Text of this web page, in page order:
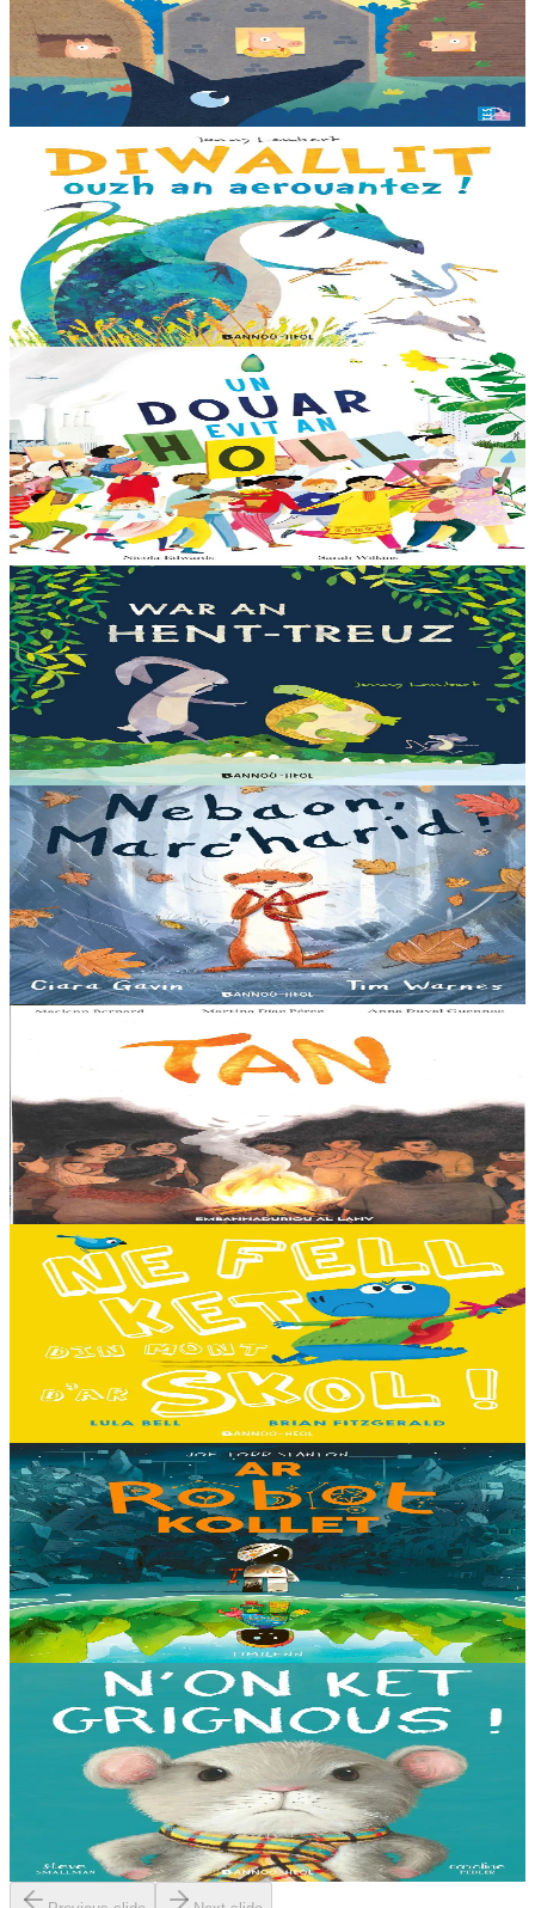
Il était une fois trois joyeux petits cochons qui vivaient avec leurs
parents. Il était temps pour chacun d’avoir sa propre maison ! Cette
collection propose...
12,00 €
Bannoù-heol
Look out, it's a Dragon!
Eflammez la dragonne est en quête d'une nouvelle maison. Mais
quand elle trouve la forêt parfaite, elle n'est pas la bienvenue...
"Ouste ! On ne veut pas de...
En stock13,00 €
Bannoù-heol
Like the Ocean We Rise
Notre planète est immense et magnifique, mais elle a besoin de notre
aide – elle a besoin de moi, elle a besoin de vous. Cet album illustré,
qui arrive à point...
En stock
13,00 €
3 ans et plus
Bannoù-heol
Let's all creep through crocodile creek
Qui sait quelles bêtes rôdent dans les marais quand la nuit tombe...
Pas les crocodiles en tout cas, Souris en est persuadée ! Ses amis ont
un doute : à quoi ça...
En stock13,00 €
3 ans et plus
Bannoù-heol
A little bit worried
Pris dans une violente tempête, Marc'harid construit une forteresse
pour s'y réfugier. Mais elle y rencontre Lagadeg, qui adore jouer
dans le vent et patauger sous la pluie....
En stock13,00 €
8 ans et plus
Tout en haut des vertes collines, là où les montagnes se couvrent du
brouillard des matinées feutrées, est perché le petit village maya de
Sakamch'en....
En stock11,00 €
3 ans et plus
Bannoù-heol
I don't want to go to school!
C'est le premier jour d'école des Souris et des Dinosaures. Ils n'ont
pas envie d'y aller. Mais quand les cours commencent, une très
grande surprise les attend…...
13,00 €
8 ans et plus
Timilenn
The Lost Robot
Au cœur d’une décharge, un petit robot brisé s’éveille. Il ne se
souvient plus d’où il vient ni depuis combien de temps il est là, mais
il sait qu’il n’est pas à sa place....
En stock 14,00 €
Bannoù-heol
I'm not grumpy!
À la lisière de la forêt vit une petite souris. C'est la souris la plus
grognonne et la plus hargneuse des environs, jusqu'à sa rencontre
avec un petit blaireau...
En stock13,00 €